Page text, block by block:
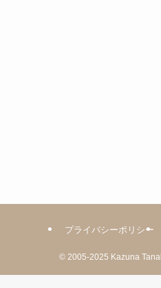
プライバシーポリシー
© 2005-2025 Kazuna